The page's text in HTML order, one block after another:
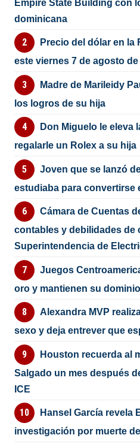
Empire State Building con
dominicana
Precio del dólar en la
este viernes 7 de agosto de
Madre de Marileidy
los logros de su hija
Don Miguelo le eleva
regalarle un Rolex a su hija
Joven que se lanzó
estudiaba para convertirse
Cámara de Cuentas
contables y debilidades de
Superintendencia de
Juegos
oro y mantienen su
Alexandra MVP
sexo y deja entrever que
Houston recuerda al
Salgado un mes después
ICE
Hansel García revela
investigación por muerte